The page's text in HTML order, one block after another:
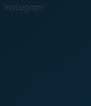
Instagram